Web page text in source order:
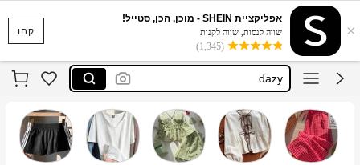
קחו ×
אפליקציית SHEIN - מוכן, הכן, סטייל!
שווה לנסות, שווה לקנות
(1,345)
musera
motf
dazy
motf שמלות
musera
motf